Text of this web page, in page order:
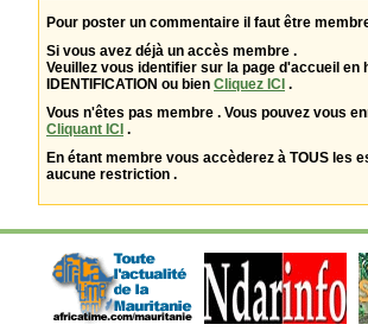
Pour poster un commentaire il faut être
Si vous avez déjà un accès membre .
Veuillez vous identifier sur la page d'accueil en
IDENTIFICATION ou bien Cliquez ICI .
Vous n'êtes pas membre . Vous pouvez vous
Cliquant ICI .
En étant membre vous accèderez à TOUS les
aucune restriction .